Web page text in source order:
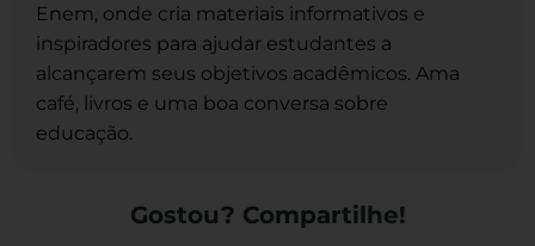
Enem, onde cria materiais informativos e
inspiradores para ajudar estudantes a
alcançarem seus objetivos acadêmicos. Ama
café, livros e uma boa conversa sobre
educação.
Gostou? Compartilhe!